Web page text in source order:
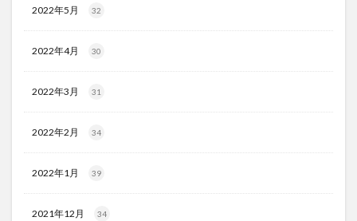
2022年5月 32
2022年4月 30
2022年3月 31
2022年2月 34
2022年1月 39
2021年12月 34